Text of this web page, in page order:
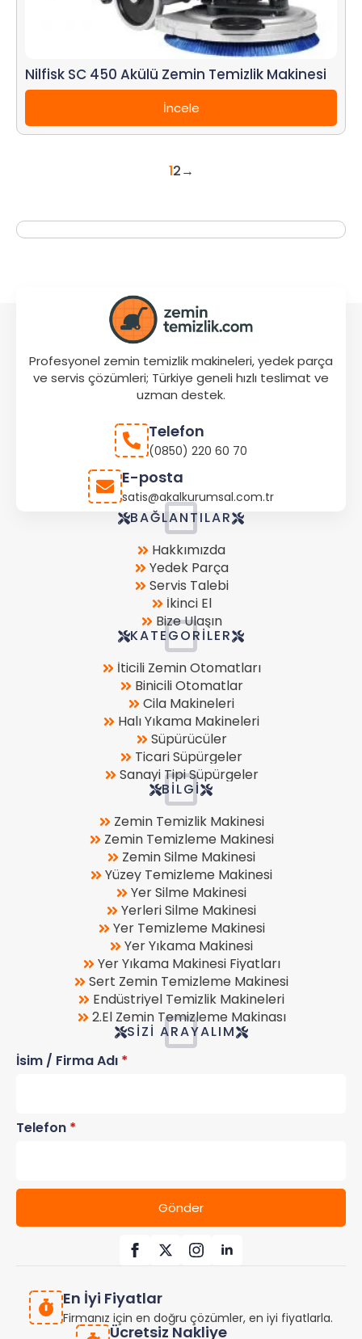
Nilfisk SC 450 Akülü Zemin Temizlik Makinesi
İncele
12→
Profesyonel zemin temizlik makineleri, yedek parça
ve servis çözümleri; Türkiye geneli hızlı teslimat ve
uzman destek.
Telefon
(0850) 220 60 70
E-posta
satis@akalkurumsal.com.tr
BAĞLANTILAR
Store
Location
Hakkımızda
Yedek Parça
Servis Talebi
İkinci El
Bize Ulaşın
KATEGORILER
İticili Zemin Otomatları
Binicili Otomatlar
Cila Makineleri
Halı Yıkama Makineleri
Süpürücüler
Ticari Süpürgeler
Sanayi Tipi Süpürgeler
BILGI
Zemin Temizlik Makinesi
Zemin Temizleme Makinesi
Zemin Silme Makinesi
Yüzey Temizleme Makinesi
Yer Silme Makinesi
Yerleri Silme Makinesi
Yer Temizleme Makinesi
Yer Yıkama Makinesi
Yer Yıkama Makinesi Fiyatları
Sert Zemin Temizleme Makinesi
Endüstriyel Temizlik Makineleri
2.El Zemin Temizleme Makinası
SIZI ARAYALIM
İsim / Firma Adı *
Telefon *
Gönder
En İyi Fiyatlar
Firmanız için en doğru çözümler, en iyi fiyatlarla.
Ücretsiz Nakliye